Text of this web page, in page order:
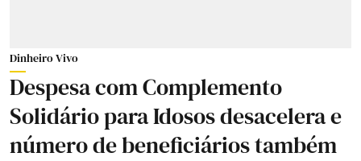
Dinheiro Vivo
Despesa com Complemento
Solidário para Idosos desacelera e
número de beneficiários também